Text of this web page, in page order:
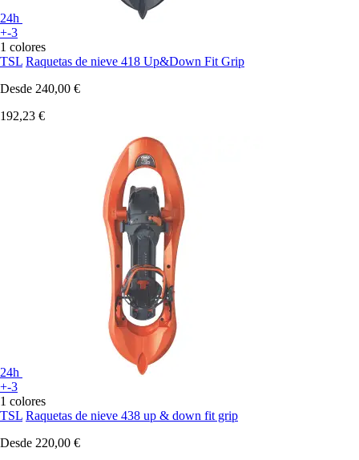
24h
+-3
1 colores
TSL Raquetas de nieve 418 Up&Down Fit Grip
Desde 240,00 €
192,23 €
24h
+-3
1 colores
TSL Raquetas de nieve 438 up & down fit grip
Desde 220,00 €